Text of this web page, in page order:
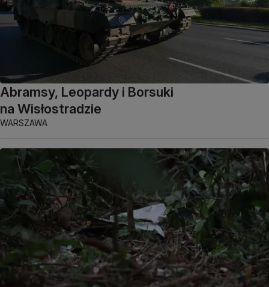
Abramsy, Leopardy i Borsuki
na Wisłostradzie
WARSZAWA